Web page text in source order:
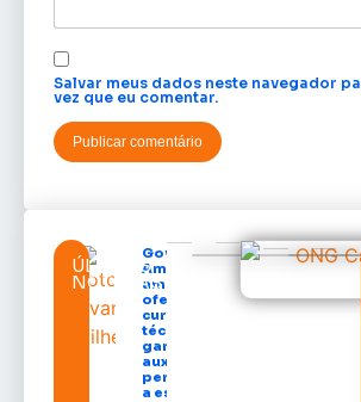
Salvar meus dados neste navegador
vez que eu comentar.
ÚLTIMAS
NOTÍCIAS
Governo do
Amapá
amplia
oferta de
cursos
técnicos e
garante
auxílio
permanência
a estudantes